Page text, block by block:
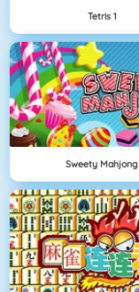
Tetris 1
Sweety Mahjong